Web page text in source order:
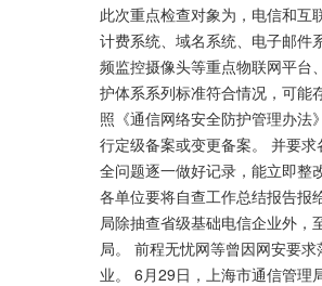
此次重点检查对象为，电信和互
计费系统、域名系统、电子邮件
频监控摄像头等重点物联网平台
护体系系列标准符合情况，可能
照《通信网络安全防护管理办法
行定级备案或变更备案。 并要
全问题逐一做好记录，能立即整
各单位要将自查工作总结报告报
局除抽查省级基础电信企业外
局。 前程无忧网等曾因网安要
业。 6月29日，上海市通信管理